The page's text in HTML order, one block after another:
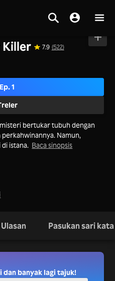
Killer 7.9 (522)
Ep. 1
bertukar tubuh dengan
Namun,
istana. Baca sinopsis
Ulasan Pasukan sari kata
dan banyak lagi tajuk!